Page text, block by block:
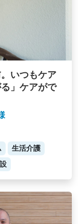
いつもケア
」ケアがで
生活介護